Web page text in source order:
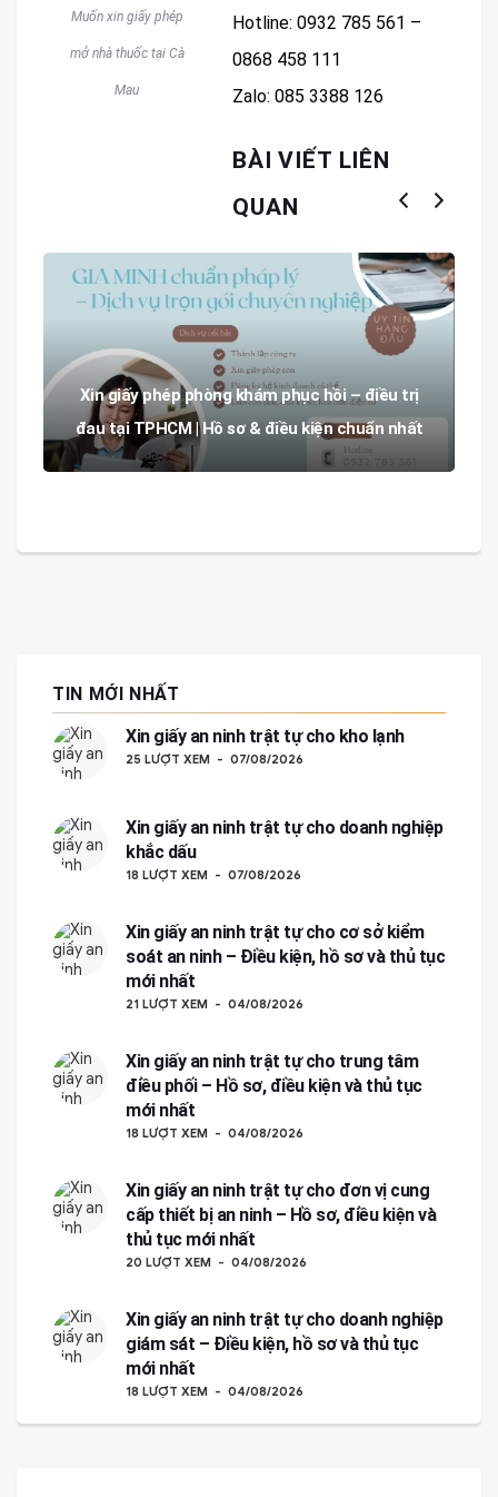
Muốn xin giấy phép
mở nhà thuốc tại Cà
Mau
Hotline: 0932 785 561 –
0868 458 111
Zalo: 085 3388 126
BÀI VIẾT LIÊN
QUAN
Xin giấy phép phòng khám phục hồi – điều trị
đau tại TPHCM | Hồ sơ & điều kiện chuẩn nhất
TIN MỚI NHẤT
Xin giấy an ninh trật tự cho kho lạnh
25 LƯỢT XEM 07/08/2026
Xin giấy an ninh trật tự cho doanh nghiệp
khắc dấu
18 LƯỢT XEM 07/08/2026
Xin giấy an ninh trật tự cho cơ sở kiểm
soát an ninh – Điều kiện, hồ sơ và thủ tục
mới nhất
21 LƯỢT XEM 04/08/2026
Xin giấy an ninh trật tự cho trung tâm
điều phối – Hồ sơ, điều kiện và thủ tục
mới nhất
18 LƯỢT XEM 04/08/2026
Xin giấy an ninh trật tự cho đơn vị cung
cấp thiết bị an ninh – Hồ sơ, điều kiện và
thủ tục mới nhất
20 LƯỢT XEM 04/08/2026
Xin giấy an ninh trật tự cho doanh nghiệp
giám sát – Điều kiện, hồ sơ và thủ tục
mới nhất
18 LƯỢT XEM 04/08/2026